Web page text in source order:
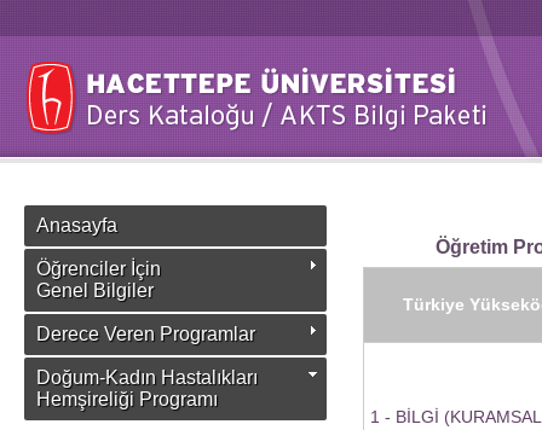
Anasayfa
Öğrenciler İçin
Genel Bilgiler
Derece Veren Programlar
Doğum-Kadın Hastalıkları
Hemşireliği Programı
Öğretim
Türkiye
1 - BİLGİ